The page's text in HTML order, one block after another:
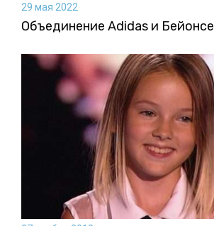
29 мая 2022
Объединение Adidas и Бейонсе